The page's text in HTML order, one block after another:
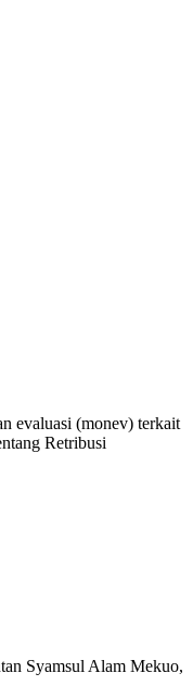
evaluasi (monev) terkait
Retribusi
Syamsul Alam Mekuo,